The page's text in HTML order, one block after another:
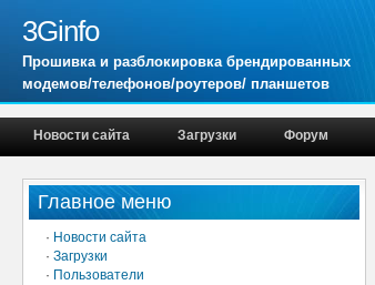
3Ginfo
Прошивка и разблокировка брендированных
модемов/телефонов/роутеров/ планшетов
Новости сайта Загрузки Форум
Главное меню
· Новости сайта
· Загрузки
· Пользователи